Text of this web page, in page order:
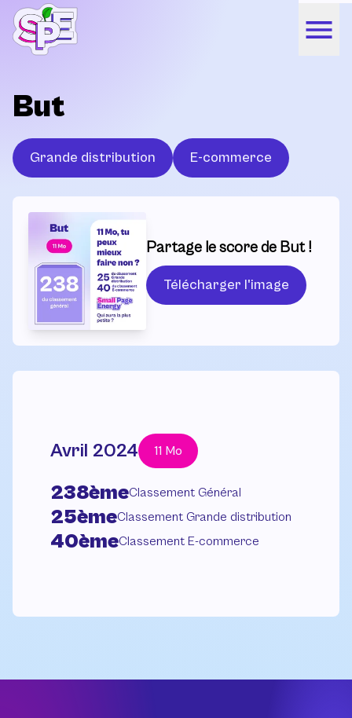
But
Grande distribution E-commerce
Partage le score de But !
Télécharger l'image
Avril 2024 11 Mo
238èmeClassement Général
25èmeClassement Grande distribution
40èmeClassement E-commerce